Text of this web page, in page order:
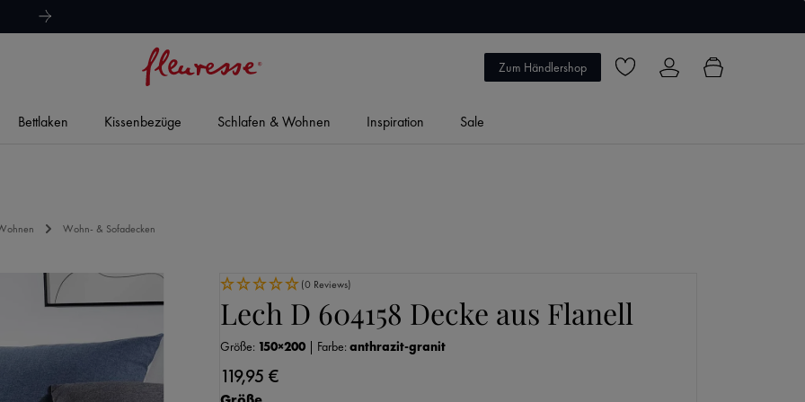
Zum Händlershop Du hast 0 Produkte auf dem
Bettlaken Kissenbezüge Schlafen & Wohnen Inspiration Sale
Wohn- & Sofadecken
(0 Reviews)
Lech D 604158 Decke aus Flanell
Größe: 150×200 | Farbe: anthrazit-granit
119,95 €